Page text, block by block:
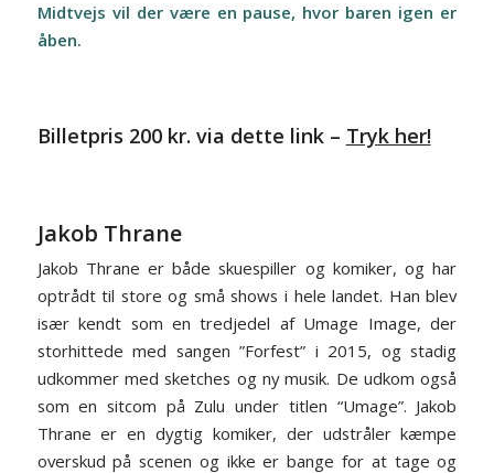
Midtvejs vil der være en pause, hvor baren igen er
åben.
Billetpris 200 kr. via dette link – Tryk her!
Jakob Thrane
Jakob Thrane er både skuespiller og komiker, og har
optrådt til store og små shows i hele landet. Han blev
især kendt som en tredjedel af Umage Image, der
storhittede med sangen ”Forfest” i 2015, og stadig
udkommer med sketches og ny musik. De udkom også
som en sitcom på Zulu under titlen “Umage”. Jakob
Thrane er en dygtig komiker, der udstråler kæmpe
overskud på scenen og ikke er bange for at tage og